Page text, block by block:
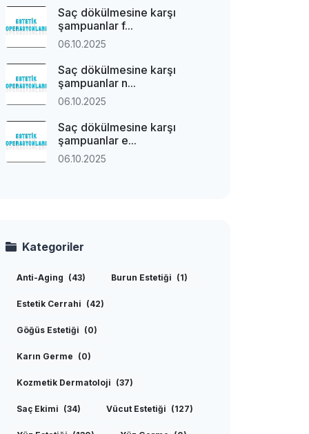
Saç dökülmesine karşı
şampuanlar f...
06.10.2025
Saç dökülmesine karşı
şampuanlar n...
06.10.2025
Saç dökülmesine karşı
şampuanlar e...
06.10.2025
Kategoriler
Anti-Aging (43) Burun Estetiği (1)
Estetik Cerrahi (42)
Göğüs Estetiği (0)
Karın Germe (0)
Kozmetik Dermatoloji (37)
Saç Ekimi (34) Vücut Estetiği (127)